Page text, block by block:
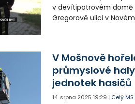
v devítipatrovém
Gregorově ulici v
V Mošnově
průmyslové
jednotek hasičů
14. srpna 2025 19:29 | Celý